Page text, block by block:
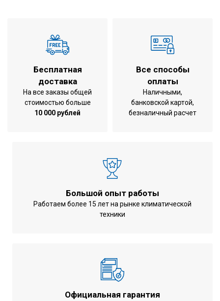
Бесплатная
доставка
На все заказы общей
стоимостью больше
10 000 рублей
Все способы
оплаты
Наличными,
банковской картой,
безналичный расчет
Большой опыт работы
Работаем более 15 лет на рынке климатической
техники
Официальная гарантия